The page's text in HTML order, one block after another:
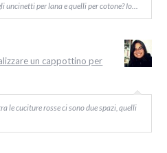
uncinetti per lana e quelli per cotone? Io…
un cappottino per
le cuciture rosse ci sono due spazi, quelli